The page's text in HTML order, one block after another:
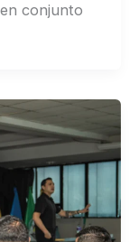
conjunto